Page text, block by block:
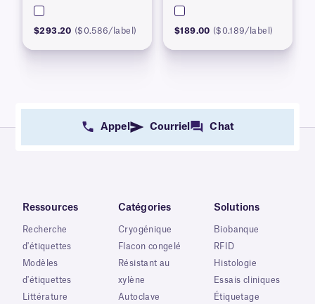
$293.20 ($0.586/label) $189.00 ($0.189/label)
Appel Courriel Chat
Ressources
Recherche
d'étiquettes
Modèles
d'étiquettes
Littérature
Catégories
Cryogénique
Flacon congelé
Résistant au
xylène
Autoclave
Solutions
Biobanque
RFID
Histologie
Essais cliniques
Étiquetage